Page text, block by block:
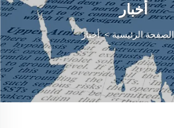
أخبار
الصفحة الرئيسية>أخبار